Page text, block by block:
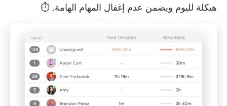
هيكلة لليوم ويضمن عدم إغفال المهام الهامة. ⏱️